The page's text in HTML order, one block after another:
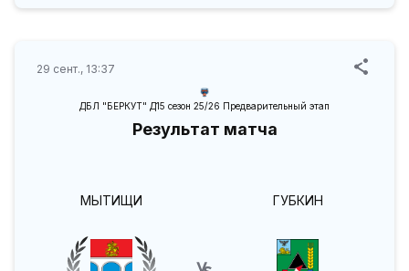
29 сент., 13:37
ДБЛ "БЕРКУТ" Д15 сезон 25/26 Предварительный этап
Результат матча
МЫТИЩИ ГУБКИН